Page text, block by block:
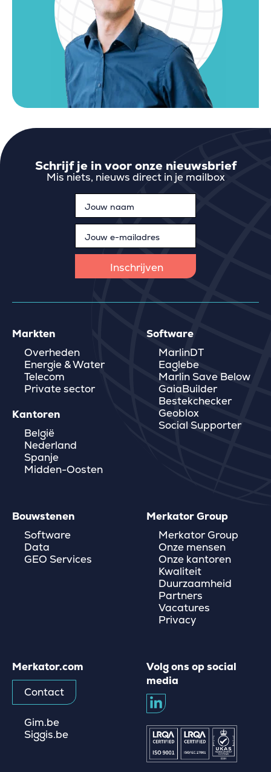
Schrijf je in voor onze nieuwsbrief
Mis niets, nieuws direct in je mailbox
Volg ons op social
media
Markten
Overheden
Energie & Water
Telecom
Private sector
Kantoren
België
Nederland
Spanje
Midden-Oosten
Software
MarlinDT
Eaglebe
Marlin Save Below
GaiaBuilder
Bestekchecker
Geoblox
Social Supporter
Bouwstenen
Software
Data
GEO Services
Merkator Group
Merkator Group
Onze mensen
Onze kantoren
Kwaliteit
Duurzaamheid
Partners
Vacatures
Privacy
Merkator.com
Contact
Gim.be
Siggis.be